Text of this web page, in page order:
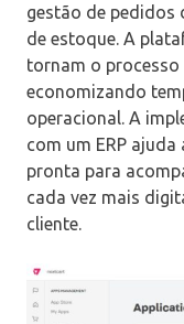
gestão de pedidos
de estoque. A
tornam o processo
economizando
operacional. A
com um ERP
pronta para
cada vez mais
cliente.